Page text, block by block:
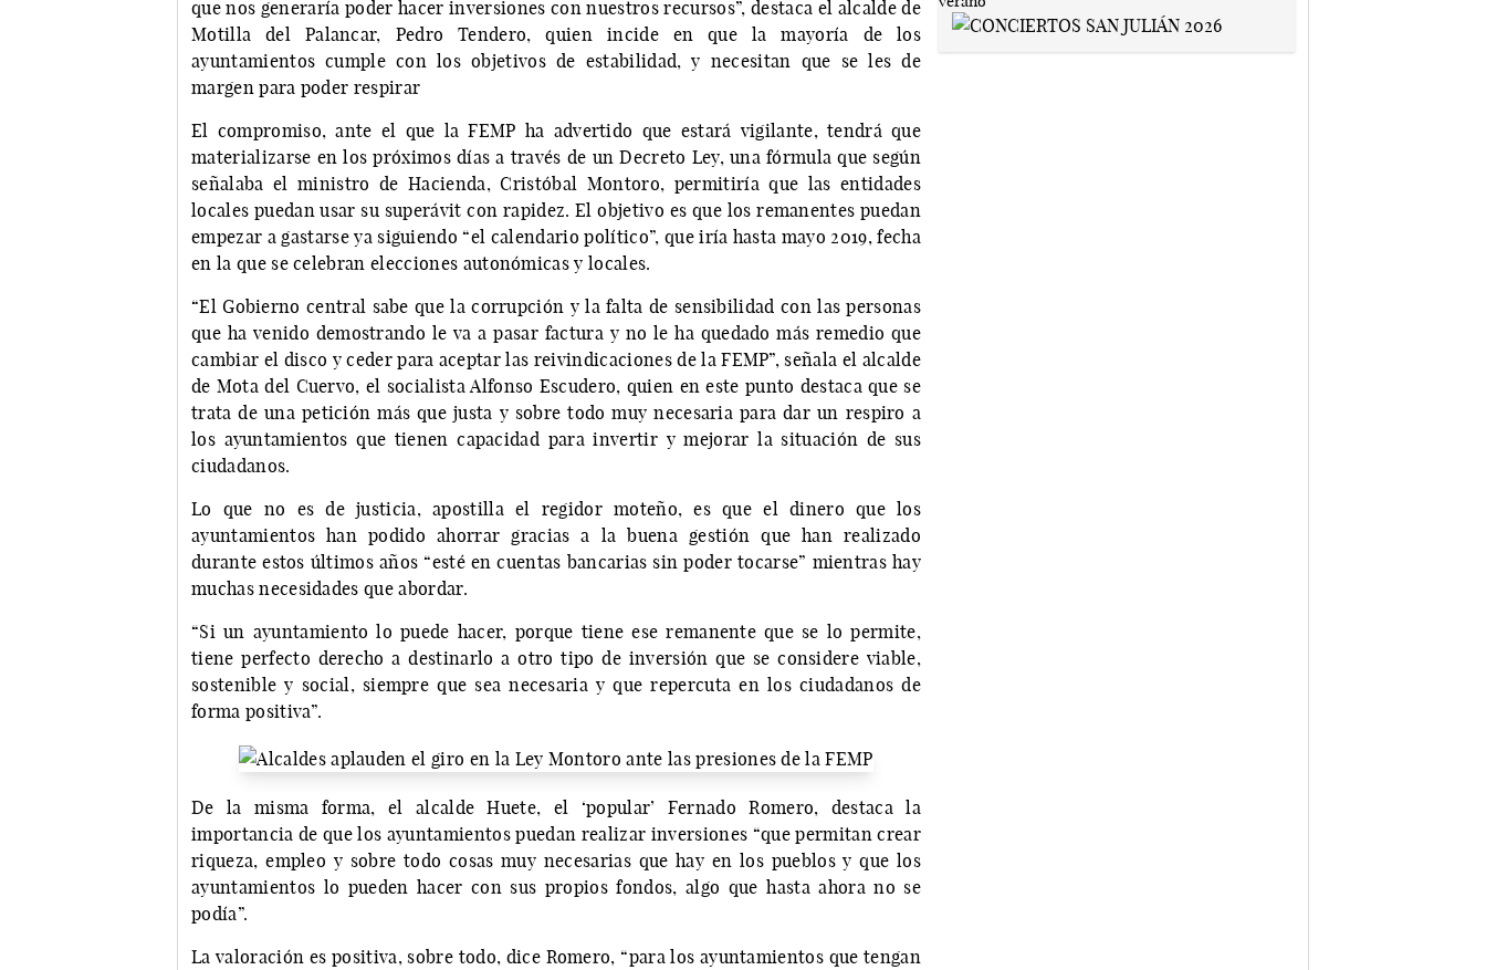
que nos generaría poder hacer inversiones con nuestros recursos”, destaca el alcalde de
Motilla del Palancar, Pedro Tendero, quien incide en que la mayoría de los
ayuntamientos cumple con los objetivos de estabilidad, y necesitan que se les de
margen para poder respirar
El compromiso, ante el que la FEMP ha advertido que estará vigilante, tendrá que
materializarse en los próximos días a través de un Decreto Ley, una fórmula que según
señalaba el ministro de Hacienda, Cristóbal Montoro, permitiría que las entidades
locales puedan usar su superávit con rapidez. El objetivo es que los remanentes puedan
empezar a gastarse ya siguiendo “el calendario político”, que iría hasta mayo 2019, fecha
en la que se celebran elecciones autonómicas y locales.
“El Gobierno central sabe que la corrupción y la falta de sensibilidad con las personas
que ha venido demostrando le va a pasar factura y no le ha quedado más remedio que
cambiar el disco y ceder para aceptar las reivindicaciones de la FEMP”, señala el alcalde
de Mota del Cuervo, el socialista Alfonso Escudero, quien en este punto destaca que se
trata de una petición más que justa y sobre todo muy necesaria para dar un respiro a
los ayuntamientos que tienen capacidad para invertir y mejorar la situación de sus
ciudadanos.
Lo que no es de justicia, apostilla el regidor moteño, es que el dinero que los
ayuntamientos han podido ahorrar gracias a la buena gestión que han realizado
durante estos últimos años “esté en cuentas bancarias sin poder tocarse” mientras hay
muchas necesidades que abordar.
“Si un ayuntamiento lo puede hacer, porque tiene ese remanente que se lo permite,
tiene perfecto derecho a destinarlo a otro tipo de inversión que se considere viable,
sostenible y social, siempre que sea necesaria y que repercuta en los ciudadanos de
forma positiva”.
De la misma forma, el alcalde Huete, el ‘popular’ Fernado Romero, destaca la
importancia de que los ayuntamientos puedan realizar inversiones “que permitan crear
riqueza, empleo y sobre todo cosas muy necesarias que hay en los pueblos y que los
ayuntamientos lo pueden hacer con sus propios fondos, algo que hasta ahora no se
podía”.
La valoración es positiva, sobre todo, dice Romero, “para los ayuntamientos que tengan